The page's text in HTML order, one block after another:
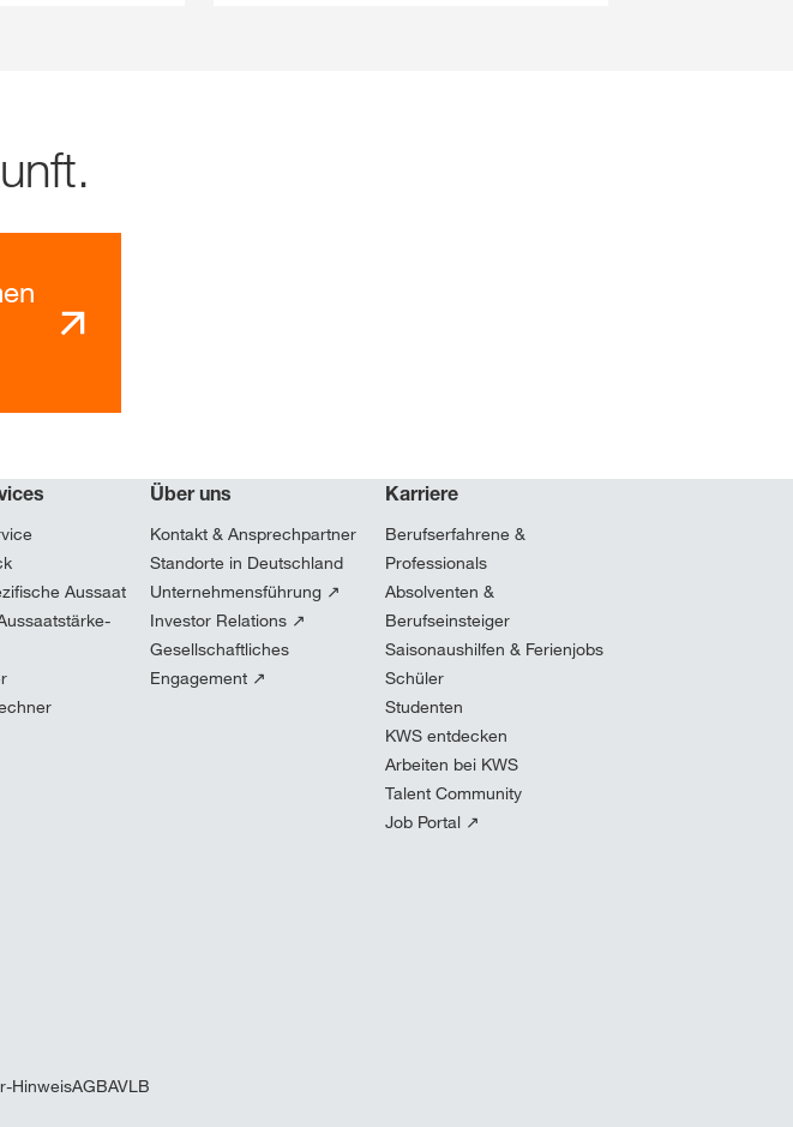
Aussaat
Über uns
Kontakt & Ansprechpartner
Standorte in Deutschland
Unternehmensführung ↗
Investor Relations ↗
Gesellschaftliches
Engagement ↗
Karriere
Berufserfahrene &
Professionals
Absolventen &
Berufseinsteiger
Saisonaushilfen & Ferienjobs
Schüler
Studenten
KWS entdecken
Arbeiten bei KWS
Talent Community
Job Portal ↗
HinweisAGBAVLB